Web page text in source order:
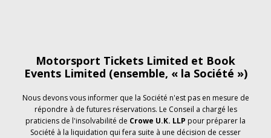
Motorsport Tickets Limited et Book
Events Limited (ensemble, « la Société »)
Nous devons vous informer que la Société n'est pas en mesure de
répondre à de futures réservations. Le Conseil a chargé les
praticiens de l'insolvabilité de Crowe U.K. LLP pour préparer la
Société à la liquidation qui fera suite à une décision de cesser